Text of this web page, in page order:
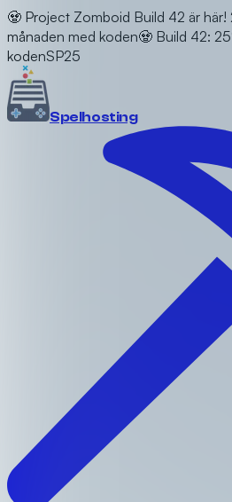
🧟 Project Zomboid Build 42 är
månaden med koden🧟 Build 42:
kodenSP25
Spelhosting